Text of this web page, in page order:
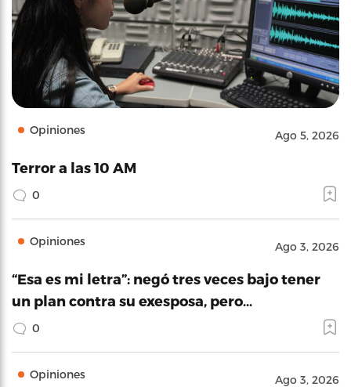
Opiniones Ago 5, 2026
Terror a las 10 AM
0
Opiniones Ago 3, 2026
“Esa es mi letra”: negó tres veces bajo tener
un plan contra su exesposa, pero…
0
Opiniones Ago 3, 2026